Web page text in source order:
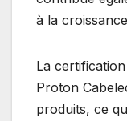
à la
La
Proton
produits, ce